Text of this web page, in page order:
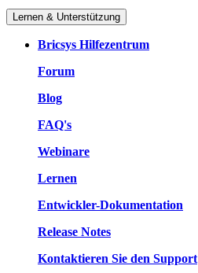
Lernen & Unterstützung
Bricsys Hilfezentrum
Forum
Blog
FAQ's
Webinare
Lernen
Entwickler-Dokumentation
Release Notes
Kontaktieren Sie den Support